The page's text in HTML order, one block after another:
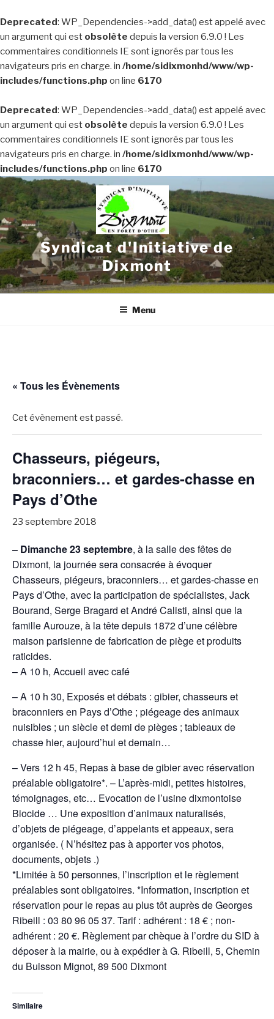
Deprecated: WP_Dependencies->add_data() est appelé avec
un argument qui est obsolète depuis la version 6.9.0 ! Les
commentaires conditionnels IE sont ignorés par tous les
navigateurs pris en charge. in /home/sidixmonhd/www/wp-
includes/functions.php on line 6170
Deprecated: WP_Dependencies->add_data() est appelé avec
un argument qui est obsolète depuis la version 6.9.0 ! Les
commentaires conditionnels IE sont ignorés par tous les
navigateurs pris en charge. in /home/sidixmonhd/www/wp-
includes/functions.php on line 6170
Aller
au
contenu
principal
Syndicat d'Initiative de
Dixmont
Menu
« Tous les Évènements
Cet évènement est passé.
Chasseurs, piégeurs,
braconniers… et gardes-chasse en
Pays d’Othe
23 septembre 2018
– Dimanche 23 septembre, à la salle des fêtes de
Dixmont, la journée sera consacrée à évoquer
Chasseurs, piégeurs, braconniers… et gardes-chasse en
Pays d’Othe, avec la participation de spécialistes, Jack
Bourand, Serge Bragard et André Calisti, ainsi que la
famille Aurouze, à la tête depuis 1872 d’une célèbre
maison parisienne de fabrication de piège et produits
raticides.
– A 10 h, Accueil avec café
– A 10 h 30, Exposés et débats : gibier, chasseurs et
braconniers en Pays d’Othe ; piégeage des animaux
nuisibles ; un siècle et demi de pièges ; tableaux de
chasse hier, aujourd’hui et demain…
– Vers 12 h 45, Repas à base de gibier avec réservation
préalable obligatoire*. – L’après-midi, petites histoires,
témoignages, etc… Evocation de l’usine dixmontoise
Biocide … Une exposition d’animaux naturalisés,
d’objets de piégeage, d’appelants et appeaux, sera
organisée. ( N’hésitez pas à apporter vos photos,
documents, objets .)
*Limitée à 50 personnes, l’inscription et le règlement
préalables sont obligatoires. *Information, inscription et
réservation pour le repas au plus tôt auprès de Georges
Ribeill : 03 80 96 05 37. Tarif : adhérent : 18 € ; non-
adhérent : 20 €. Règlement par chèque à l’ordre du SID à
déposer à la mairie, ou à expédier à G. Ribeill, 5, Chemin
du Buisson Mignot, 89 500 Dixmont
Similaire